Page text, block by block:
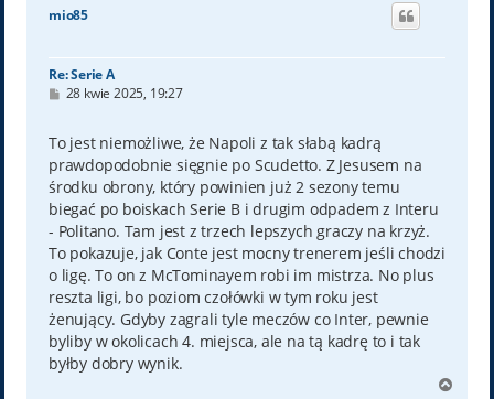
mio85
Re: Serie A
P
t
28 kwie 2025, 19:27
To jest niemożliwe, że Napoli z tak słabą kadrą
prawdopodobnie sięgnie po Scudetto. Z Jesusem na
środku obrony, który powinien już 2 sezony temu
biegać po boiskach Serie B i drugim odpadem z Interu
- Politano. Tam jest z trzech lepszych graczy na krzyż.
To pokazuje, jak Conte jest mocny trenerem jeśli chodzi
o ligę. To on z McTominayem robi im mistrza. No plus
reszta ligi, bo poziom czołówki w tym roku jest
żenujący. Gdyby zagrali tyle meczów co Inter, pewnie
byliby w okolicach 4. miejsca, ale na tą kadrę to i tak
byłby dobry wynik.